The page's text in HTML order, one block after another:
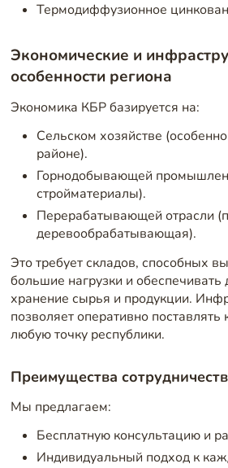
Термодиффузионное
Экономические и
особенности региона
Экономика КБР базируется на:
Сельском хозяйстве
районе).
Горнодобывающей
стройматериалы).
Перерабатывающей отрасли
деревообрабатывающая).
Это требует складов, способных
большие нагрузки и обеспечивать
хранение сырья и продукции.
позволяет оперативно поставлять
любую точку республики.
Преимущества
Мы предлагаем:
Бесплатную консультацию и
Индивидуальный подход к